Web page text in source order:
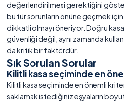
değerlendirilmesi gerektiğini
bu tür sorunların önüne geçmek için
dikkatli olmayı öneriyor. Doğru
güvenliği değil, aynı zamanda
da kritik bir faktördür.
Sık Sorulan Sorular
Kilitli kasa seçiminde en
Kilitli kasa seçiminde en önemli
saklamak istediğiniz eşyaların